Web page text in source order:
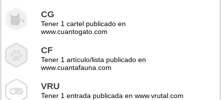
CG
Tener 1 cartel publicado en
www.cuantogato.com
CF
Tener 1 artículo/lista publicado en
www.cuantafauna.com
VRU
Tener 1 entrada publicada en www.vrutal.com